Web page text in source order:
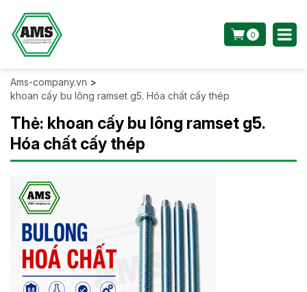
0
Ams-company.vn >
khoan cấy bu lông ramset g5. Hóa chất cấy thép
Thẻ: khoan cấy bu lông ramset g5.
Hóa chất cấy thép